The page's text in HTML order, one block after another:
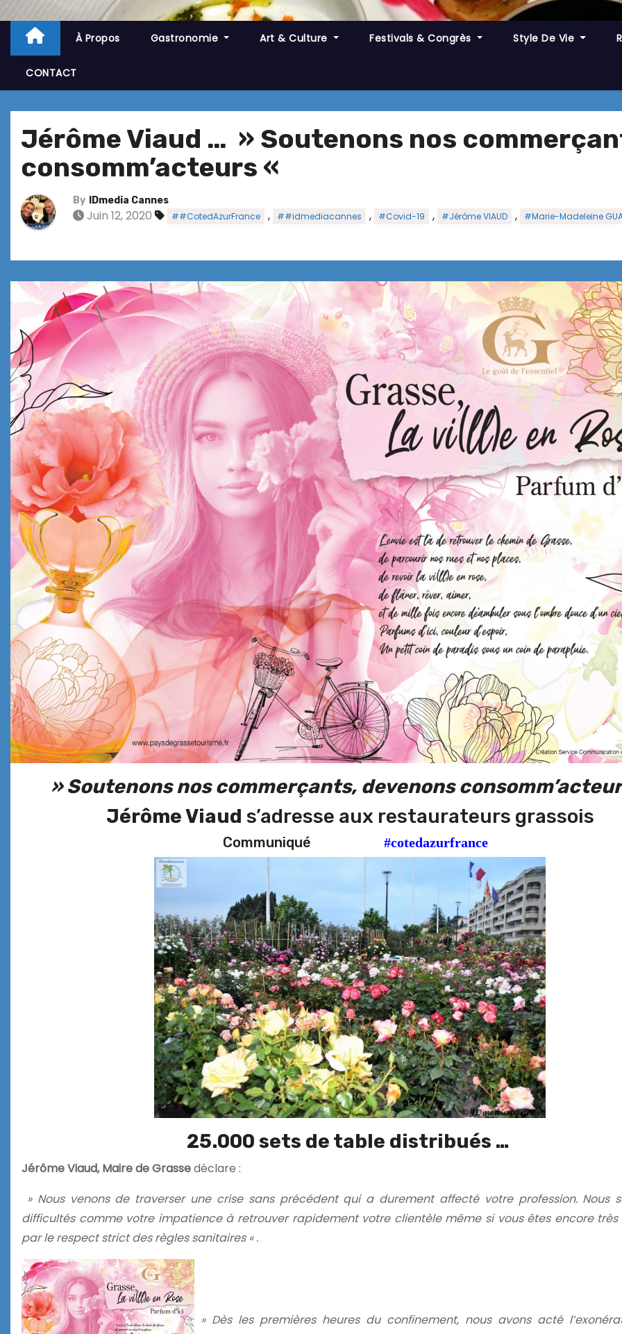
À Propos Gastronomie Art & Culture Festivals & Congrès Style De Vie
CONTACT
Jérôme Viaud … » Soutenons nos
consomm’acteurs «
By IDmedia Cannes
Juin 12, 2020 ##CotedAzurFrance , ##idmediacannes , #Covid-19 , #Jérôme VIAUD , #Marie-Madeleine
» Soutenons nos commerçants, devenons
Jérôme Viaud s’adresse aux restaurateurs grassois
Communiqué #cotedazurfrance
25.000 sets de table distribués …
Jérôme Viaud, Maire de Grassedéclare :
» Nous venons de traverser une crise sans précédent qui a durement affecté votre profession. Nous
difficultés comme votre impatience à retrouver rapidement votre clientèle même si vous êtes encore
par le respect strict des règles sanitaires « .
» Dès les premières heures du confinement, nous avons acté